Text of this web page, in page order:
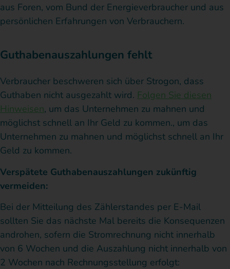
aus Foren, vom Bund der Energieverbraucher und aus
persönlichen Erfahrungen von Verbrauchern.
Guthabenauszahlungen fehlt
Verbraucher beschweren sich über Strogon, dass
Guthaben nicht ausgezahlt wird. Folgen Sie diesen
Hinweisen, um das Unternehmen zu mahnen und
möglichst schnell an Ihr Geld zu kommen., um das
Unternehmen zu mahnen und möglichst schnell an Ihr
Geld zu kommen.
Verspätete Guthabenauszahlungen zukünftig
vermeiden:
Bei der Mitteilung des Zählerstandes per E-Mail
sollten Sie das nächste Mal bereits die Konsequenzen
androhen, sofern die Stromrechnung nicht innerhalb
von 6 Wochen und die Auszahlung nicht innerhalb von
2 Wochen nach Rechnungsstellung erfolgt: